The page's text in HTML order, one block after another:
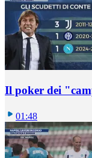
Il poker dei
01:48